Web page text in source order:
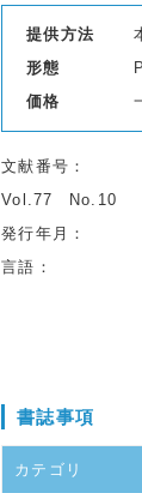
提供方法
形態
価格
文献番号
Vol.77
No.10
発行年月
言語
書誌事項
カテゴリ